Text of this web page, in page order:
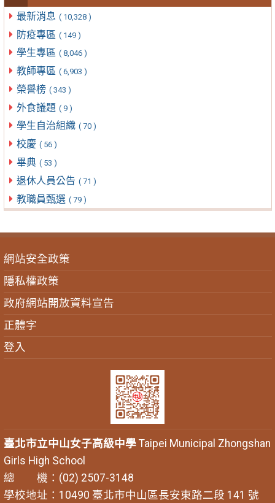
最新消息 ( 10,328 )
防疫專區 ( 149 )
學生專區 ( 8,046 )
教師專區 ( 6,903 )
榮譽榜 ( 343 )
外食議題 ( 9 )
學生自治組織 ( 70 )
校慶 ( 56 )
畢典 ( 53 )
退休人員公告 ( 71 )
教職員甄選 ( 79 )
網站安全政策
隱私權政策
政府網站開放資料宣告
正體字
登入
臺北市立中山女子高級中學Taipei Municipal Zhongshan
Girls High School
總 機：(02) 2507-3148
學校地址：10490 臺北市中山區長安東路二段 141 號